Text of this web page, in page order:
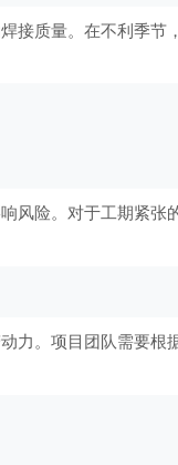
接质量。在不利季节
风险。对于工期紧张
力。项目团队需要根